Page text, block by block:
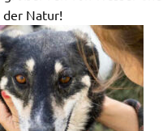
der Natur!